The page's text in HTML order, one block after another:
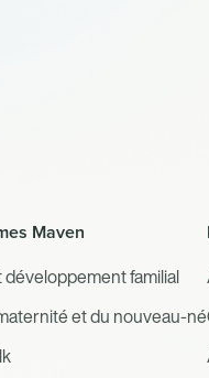
Maven
développement familial
et du nouveau-né